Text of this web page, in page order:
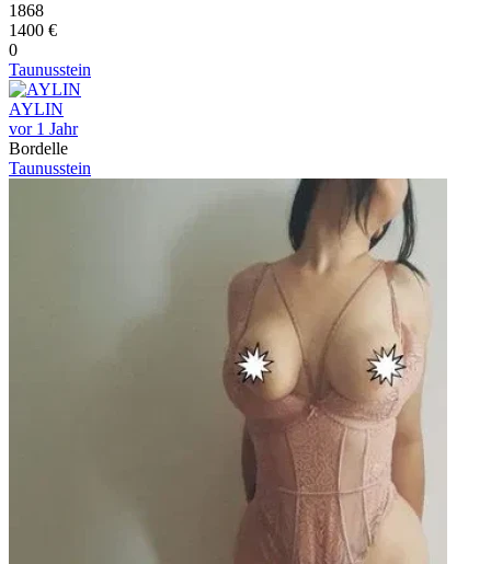
1868
1400 €
0
Taunusstein
AYLIN
vor 1 Jahr
Bordelle
Taunusstein